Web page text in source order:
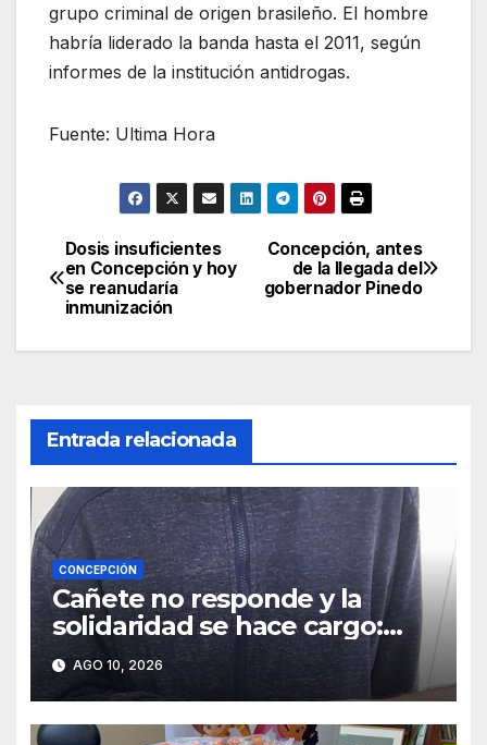
grupo criminal de origen brasileño. El hombre
habría liderado la banda hasta el 2011, según
informes de la institución antidrogas.
Fuente: Ultima Hora
Navegación
de
entradas
Concepción, antes
de la llegada del
gobernador Pinedo
Dosis insuficientes
en Concepción y hoy
se reanudaría
inmunización
Entrada relacionada
CONCEPCIÓN
Cañete no responde y la
solidaridad se hace cargo:
Félix recibirá ayuda durante
todo el año
AGO 10, 2026